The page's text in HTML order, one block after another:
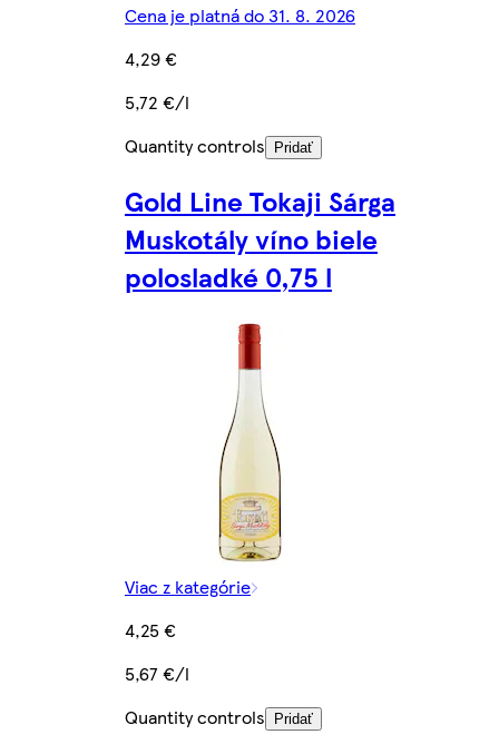
Cena je platná do 31. 8. 2026
4,29 €
5,72 €/l
Quantity controls
Pridať
Gold Line Tokaji Sárga
Muskotály víno biele
polosladké 0,75 l
Viac z kategórie
4,25 €
5,67 €/l
Quantity controls
Pridať